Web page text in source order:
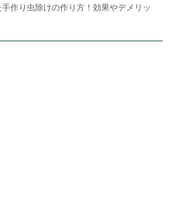
作り虫除けの作り方！効果やデメリッ